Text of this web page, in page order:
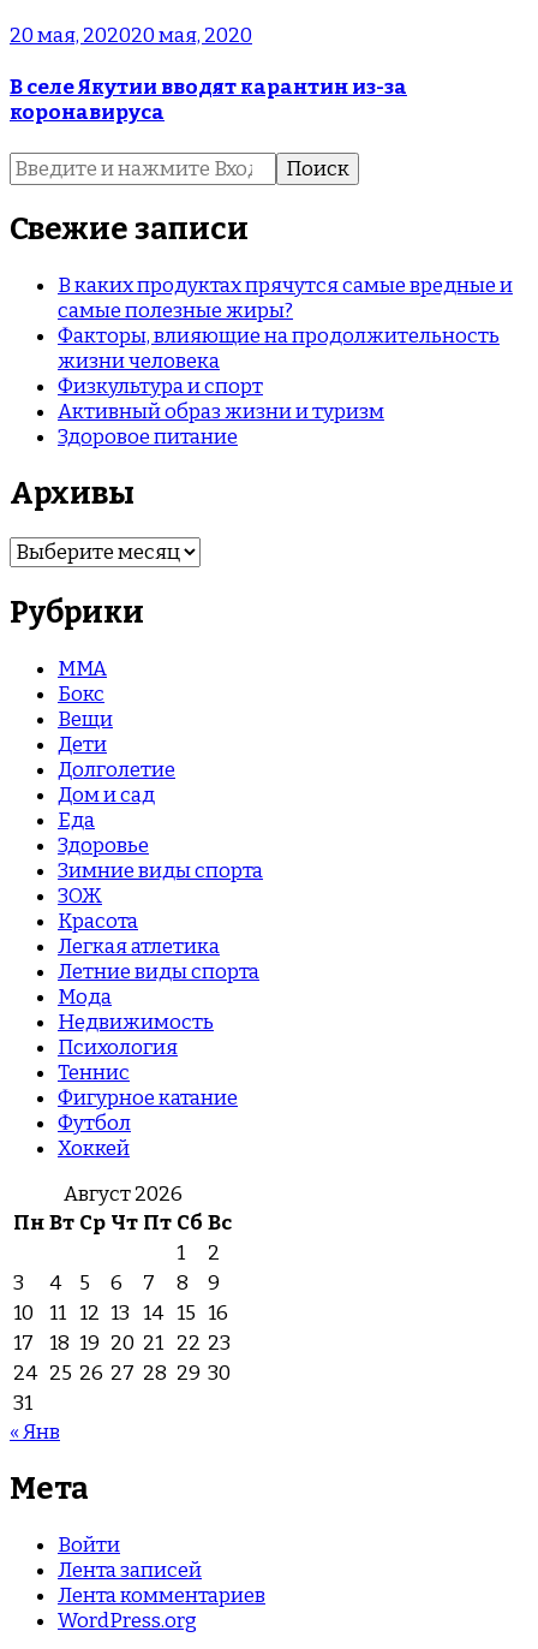
20 мая, 202020 мая, 2020
В селе Якутии вводят карантин из-за
коронавируса
Найти:
Свежие записи
В каких продуктах прячутся самые вредные и
самые полезные жиры?
Факторы, влияющие на продолжительность
жизни человека
Физкультура и спорт
Активный образ жизни и туризм
Здоровое питание
Архивы
Архивы
Рубрики
MMA
Бокс
Вещи
Дети
Долголетие
Дом и сад
Еда
Здоровье
Зимние виды спорта
ЗОЖ
Красота
Легкая атлетика
Летние виды спорта
Мода
Недвижимость
Психология
Теннис
Фигурное катание
Футбол
Хоккей
Август 2026
ПнВт Ср Чт Пт Сб Вс
1
2
3
4 5 6 7 8
9
10
11 12 13 14 15 16
17
18 19 20 21 22 23
24 25 26 27 28 29 30
31
« Янв
Мета
Войти
Лента записей
Лента комментариев
WordPress.org